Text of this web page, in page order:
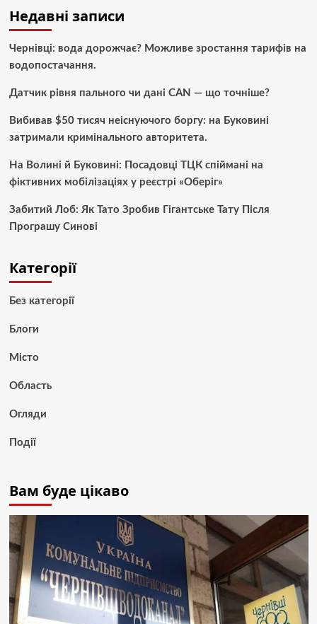
Недавні записи
Чернівці: вода дорожчає? Можливе зростання тарифів на
водопостачання.
Датчик рівня пального чи дані CAN — що точніше?
Вибивав $50 тисяч неіснуючого боргу: на Буковині
затримали кримінального авторитета.
На Волині й Буковині: Посадовці ТЦК спіймані на
фіктивних мобілізаціях у реєстрі «Оберіг»
Забитий Лоб: Як Тато Зробив Гігантське Тату Після
Програшу Синові
Категорії
Без категорії
Блоги
Місто
Область
Огляди
Події
Вам буде цікаво